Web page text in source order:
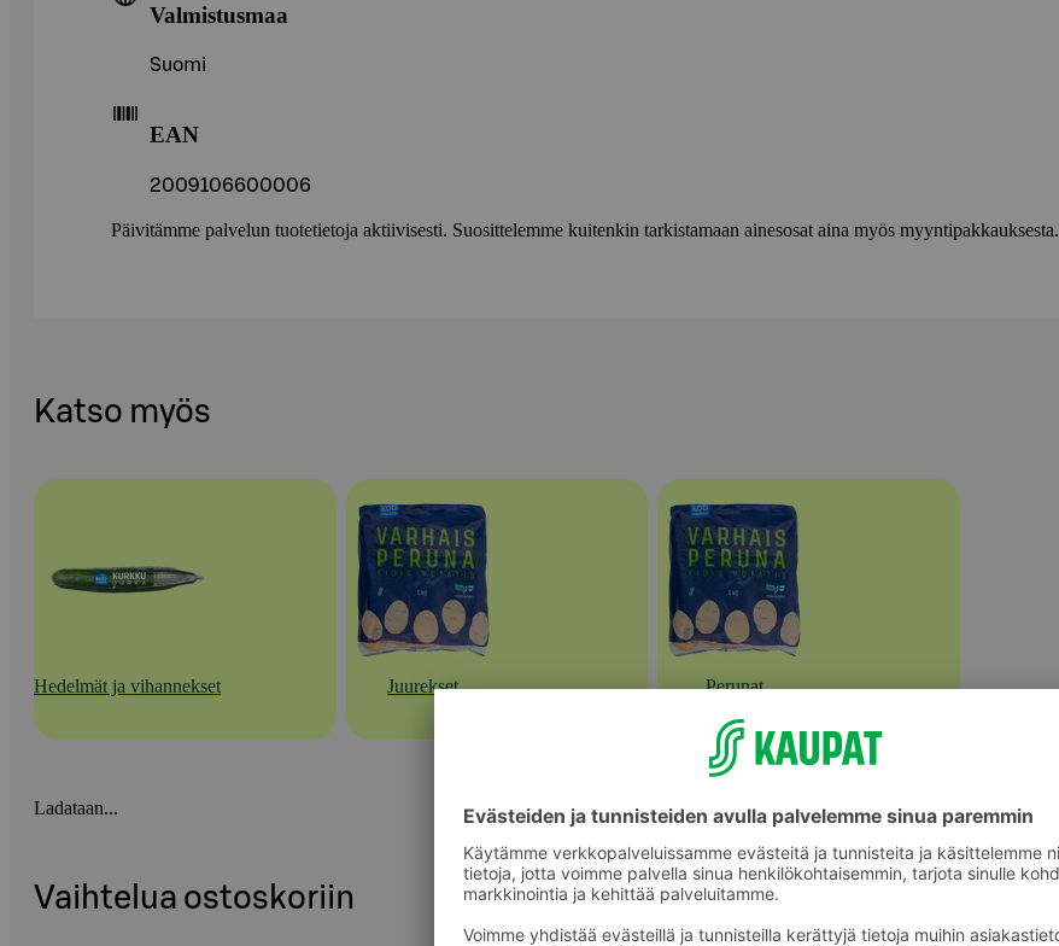
Valmistusmaa
Suomi
EAN
2009106600006
Päivitämme palvelun tuotetietoja aktiivisesti. Suosittelemme kuitenkin tarkistamaan ainesosat aina myös myyntipakkauksesta.
Katso myös
Hedelmät ja vihannekset Juurekset Perunat
Ladataan...
Vaihtelua ostoskoriin